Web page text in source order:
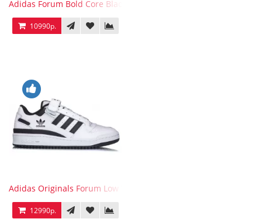
Adidas Forum Bold Core Black
10990р.
Adidas Originals Forum Low WB White Black
12990р.